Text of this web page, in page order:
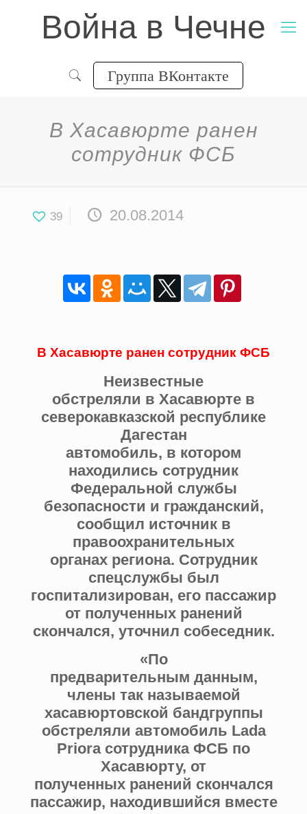
Война в Чечне
Группа ВКонтакте
В Хасавюрте ранен
сотрудник ФСБ
39 20.08.2014
В Хасавюрте ранен сотрудник ФСБ
Неизвестные
обстреляли в Хасавюрте в
северокавказской республике
Дагестан
автомобиль, в котором
находились сотрудник
Федеральной службы
безопасности и гражданский,
сообщил источник в
правоохранительных
органах региона. Сотрудник
спецслужбы был
госпитализирован, его пассажир
от полученных ранений
скончался, уточнил собеседник.
«По
предварительным данным,
члены так называемой
хасавюртовской бандгруппы
обстреляли автомобиль Lada
Priora сотрудника ФСБ по
Хасавюрту, от
полученных ранений скончался
пассажир, находившийся вместе